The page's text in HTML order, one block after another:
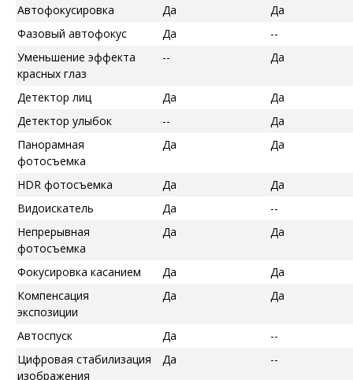
Автофокусировка
Да
Да
Фазовый автофокус
Да
--
Уменьшение эффекта
красных глаз
-- Да
Детектор лиц Да
Да
Детектор улыбок
--
Да
Панорамная
фотосъемка
Да Да
HDR фотосъемка Да
Да
Видоискатель
Да
--
Непрерывная
фотосъемка
Да Да
Фокусировка касанием Да
Да
Компенсация
экспозиции
Да Да
Автоспуск Да
--
Цифровая стабилизация
изображения
Да --